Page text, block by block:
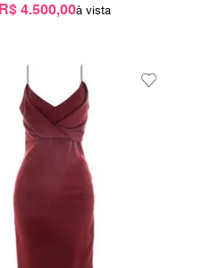
R$ 4.500,00